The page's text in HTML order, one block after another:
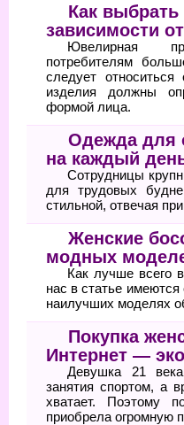
Как
зависимости
Ювелирная
потребителям
следует
изделия должны
формой лица.
Одежда для
на каждый
Сотрудницы
для трудовых
стильной, отвечая
Женские
модных
Как лучше всего
нас в статье
наилучших моделях
Покупка
Интернет —
Девушка 21
занятия спортом, а
хватает. Поэтому
приобрела огромную